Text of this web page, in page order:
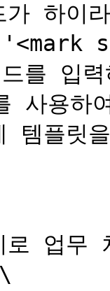
가 하이
를 입력
사용
템플릿
로 업무